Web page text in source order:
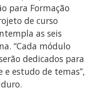
para Formação
de curso
as seis
“Cada módulo
dedicados para
estudo de temas”,